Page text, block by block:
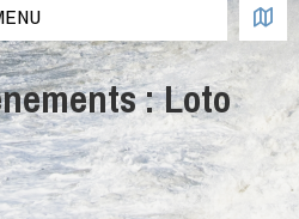
:Loto